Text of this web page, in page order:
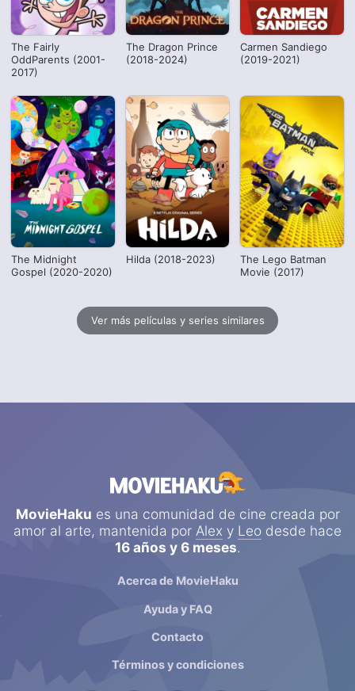
The Fairly
OddParents (2001-
2017)
The Dragon Prince
(2018-2024)
Carmen Sandiego
(2019-2021)
The Midnight
Gospel (2020-2020)
Hilda (2018-2023)
The Lego Batman
Movie (2017)
Ver más películas y series similares
MovieHaku es una comunidad de cine creada por
amor al arte, mantenida por Alex y Leo desde hace
16 años y 6 meses.
Acerca de MovieHaku
Ayuda y FAQ
Contacto
Términos y condiciones